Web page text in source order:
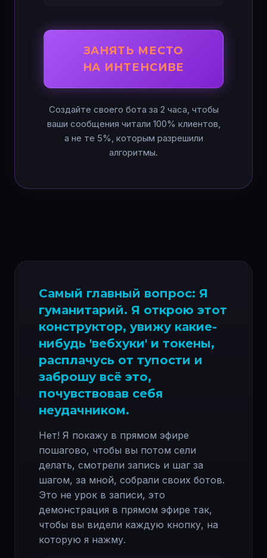
ЗАНЯТЬ МЕСТО
НА ИНТЕНСИВЕ
Создайте своего бота за 2 часа, чтобы
ваши сообщения читали 100% клиентов,
а не те 5%, которым разрешили
алгоритмы.
Самый главный вопрос: Я
гуманитарий. Я открою этот
конструктор, увижу какие-
нибудь 'вебхуки' и токены,
расплачусь от тупости и
заброшу всё это,
почувствовав себя
неудачником.
Нет! Я покажу в прямом эфире
пошагово, чтобы вы потом сели
делать, смотрели запись и шаг за
шагом, за мной, собрали своих ботов.
Это не урок в записи, это
демонстрация в прямом эфире так,
чтобы вы видели каждую кнопку, на
которую я нажму.